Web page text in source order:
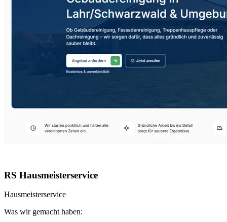
RS Hausmeisterservice
Hausmeisterservice
Was wir gemacht haben: